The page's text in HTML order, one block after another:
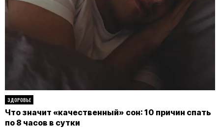
ЗДОРОВЬЕ
Что значит «качественный» сон: 10 причин спать
по 8 часов в сутки